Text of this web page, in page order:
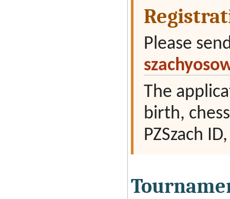
Please
The
birth,
PZSzach